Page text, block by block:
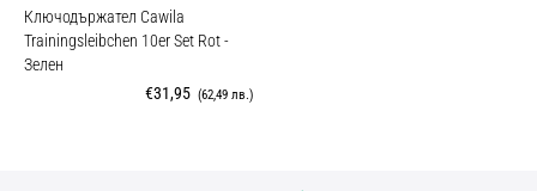
Ключодържател Cawila
Trainingsleibchen 10er Set Rot-
Зелен
€31,95 (62,49 лв.)